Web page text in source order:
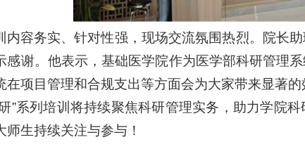
内容务实、针对性强，现场交流氛围热烈。院长
感谢。他表示，基础医学院作为医学部科研管理
在项目管理和合规支出等方面会为大家带来显著的
”系列培训将持续聚焦科研管理实务，助力学院
师生持续关注与参与！